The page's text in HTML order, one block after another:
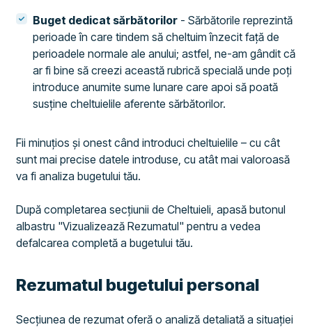
Buget dedicat sărbătorilor - Sărbătorile reprezintă
perioade în care tindem să cheltuim înzecit față de
perioadele normale ale anului; astfel, ne-am gândit că
ar fi bine să creezi această rubrică specială unde poți
introduce anumite sume lunare care apoi să poată
susține cheltuielile aferente sărbătorilor.
Fii minuțios și onest când introduci cheltuielile – cu cât
sunt mai precise datele introduse, cu atât mai valoroasă
va fi analiza bugetului tău.
După completarea secțiunii de Cheltuieli, apasă butonul
albastru "Vizualizează Rezumatul" pentru a vedea
defalcarea completă a bugetului tău.
Rezumatul bugetului personal
Secțiunea de rezumat oferă o analiză detaliată a situației